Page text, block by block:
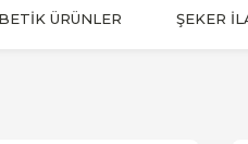
ÜRÜNLER ŞEKER